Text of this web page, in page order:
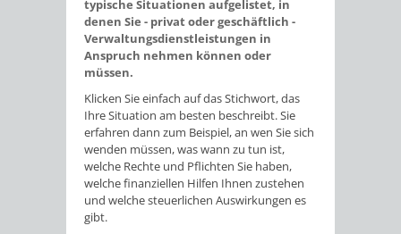
typische Situationen aufgelistet, in
denen Sie - privat oder geschäftlich -
Verwaltungsdienstleistungen in
Anspruch nehmen können oder
müssen.
Klicken Sie einfach auf das Stichwort, das
Ihre Situation am besten beschreibt. Sie
erfahren dann zum Beispiel, an wen Sie sich
wenden müssen, was wann zu tun ist,
welche Rechte und Pflichten Sie haben,
welche finanziellen Hilfen Ihnen zustehen
und welche steuerlichen Auswirkungen es
gibt.